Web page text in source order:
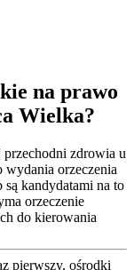
na prawo
Wielka?
zdrowia u
wydania orzeczenia
kandydatami na to
orzeczenie
do kierowania
pierwszy, ośrodki